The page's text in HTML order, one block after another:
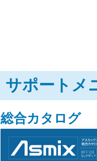
サポートメ
総合カタログ